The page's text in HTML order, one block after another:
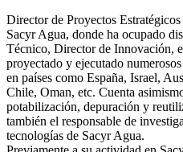
Director de Proyectos
Sacyr Agua, donde ha ocupado
Técnico, Director de Innovación,
proyectado y ejecutado
en países como España, Israel,
Chile, Oman, etc. Cuenta
potabilización, depuración y
también el responsable de
tecnologías de Sacyr Agua.